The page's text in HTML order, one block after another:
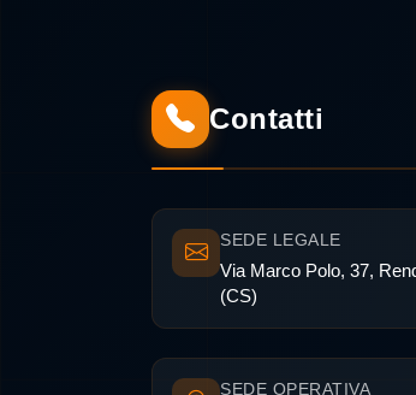
Contatti
SEDE LEGALE
Via Marco Polo, 37,
(CS)
SEDE OPERATIVA